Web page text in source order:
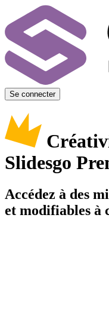
Se connecter
Slidesgo
Accédez à des
et modifiables à